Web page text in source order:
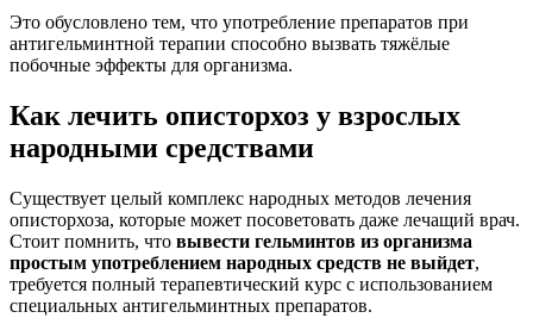
Это обусловлено тем, что употребление препаратов при
антигельминтной терапии способно вызвать тяжёлые
побочные эффекты для организма.
Как лечить описторхоз у взрослых
народными средствами
Существует целый комплекс народных методов лечения
описторхоза, которые может посоветовать даже лечащий врач.
Стоит помнить, что вывести гельминтов из организма
простым употреблением народных средств не выйдет,
требуется полный терапевтический курс с использованием
специальных антигельминтных препаратов.